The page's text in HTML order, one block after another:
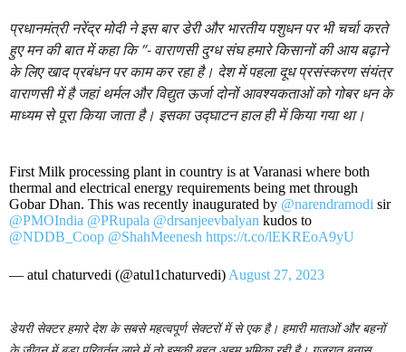
प्रधानमंत्री नरेंद्र मोदी ने इस बार डेरी और भारतीय पशुधन पर भी चर्चा करते
हुए मन की बात में कहा कि ”- वाराणसी दुग्ध संघ हमारे किसानों की आय बढ़ाने
के लिए खाद प्रबंधन पर काम कर रहा है। देश में पहला दूध प्रसंस्करण संयंत्र
वाराणसी में है जहां थर्मल और विद्युत ऊर्जा दोनों आवश्यकताओं को गोबर धन के
माध्यम से पूरा किया जाता है। इसका उद्घाटन हाल ही में किया गया था।
First Milk processing plant in country is at Varanasi where both
thermal and electrical energy requirements being met through
Gobar Dhan. This was recently inaugurated by @narendramodi sir
@PMOIndia @PRupala @drsanjeevbalyan kudos to
@NDDB_Coop @ShahMeenesh https://t.co/lEKREoA9yU
— atul chaturvedi (@atul1chaturvedi) August 27, 2023
डेयरी सेक्टर हमारे देश के सबसे महत्वपूर्ण सेक्टरों में से एक है। हमारी माताओं और बहनों